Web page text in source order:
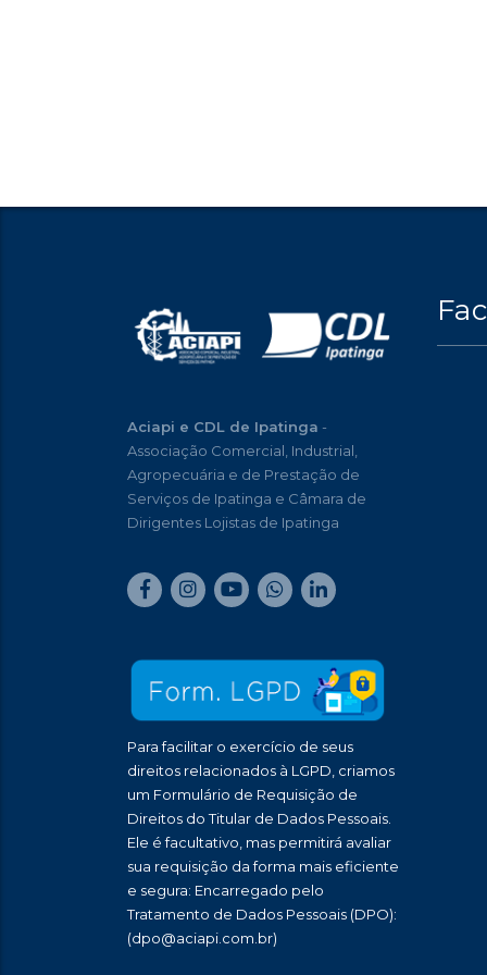
Aciapi e CDL de Ipatinga -
Associação Comercial, Industrial,
Agropecuária e de Prestação de
Serviços de Ipatinga e Câmara de
Dirigentes Lojistas de Ipatinga
Para facilitar o exercício de seus
direitos relacionados à LGPD, criamos
um Formulário de Requisição de
Direitos do Titular de Dados Pessoais.
Ele é facultativo, mas permitirá avaliar
sua requisição da forma mais eficiente
e segura: Encarregado pelo
Tratamento de Dados Pessoais (DPO):
(dpo@aciapi.com.br)